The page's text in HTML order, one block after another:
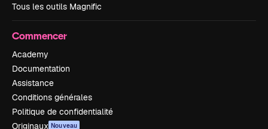
Tous les outils Magnific
Commencer
Academy
Documentation
Assistance
Conditions générales
Politique de confidentialité
Originaux Nouveau